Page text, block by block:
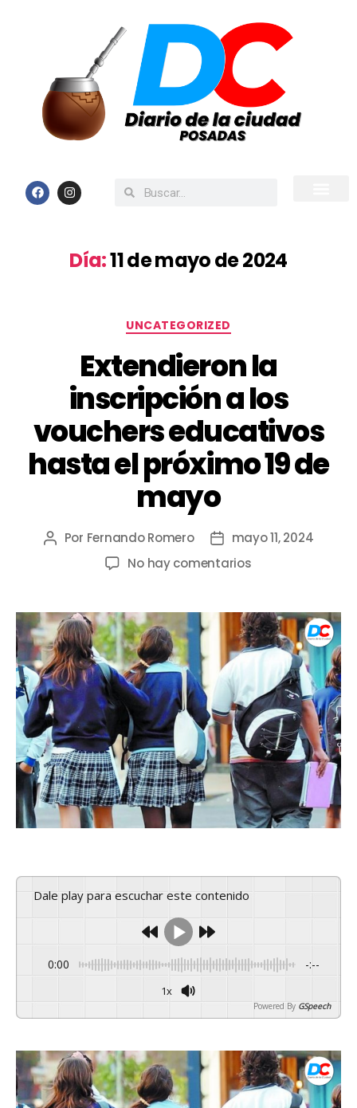
Día:11 de mayo de 2024
UNCATEGORIZED
Extendieron la
inscripción a los
vouchers educativos
hasta el próximo 19 de
mayo
Por Fernando Romero
mayo 11, 2024
No hay comentarios
Dale play para escuchar este contenido
0:00 -:--
1x
Powered By GSpeech